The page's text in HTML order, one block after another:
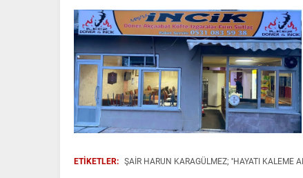
ETİKETLER: ŞAİR HARUN KARAGÜLMEZ; ''HAYATI KALEME